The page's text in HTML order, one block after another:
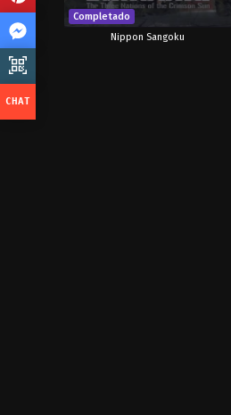
Completado
Nippon Sangoku